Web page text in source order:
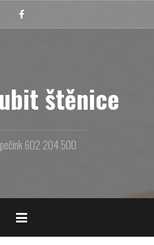
Facebook
štěnice
602 204 500